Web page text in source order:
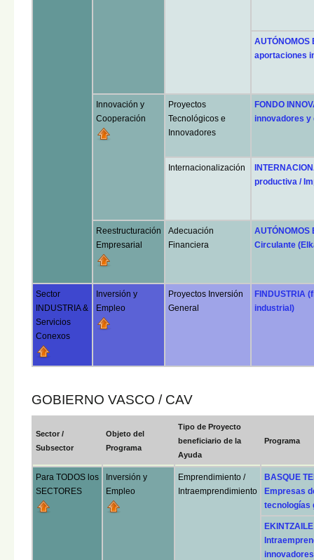
aportaciones
Innovación y
Cooperación
Proyectos
Tecnológicos e
Innovadores
FONDO
innovadores y
Internacionalización
productiva /
Reestructuración
Empresarial
Adecuación
Financiera
Circulante
Sector
INDUSTRIA &
Servicios
Conexos
Inversión y
Empleo
Proyectos Inversión
General
FINDUSTRIA
industrial)
GOBIERNO VASCO / CAV
Sector /
Subsector
Objeto del
Programa
Tipo de Proyecto
beneficiario de la
Ayuda
Programa
Para TODOS los
SECTORES
Inversión y
Empleo
Emprendimiento /
Intraemprendimiento
BASQUE
Empresas
tecnologías